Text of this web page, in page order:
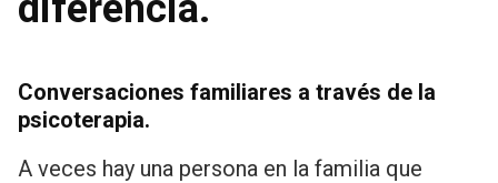
Conversaciones familiares a través de la
psicoterapia.
A veces hay una persona en la familia que